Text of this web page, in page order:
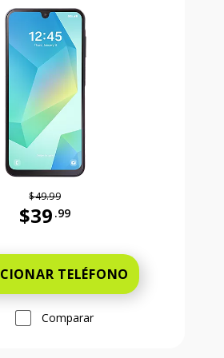
$49.99
$39 .99
TELÉFONO
Comparar